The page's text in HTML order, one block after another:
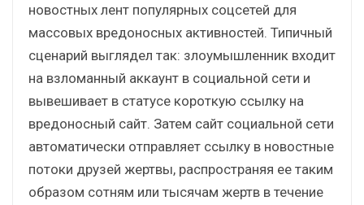
новостных лент популярных соцсетей для
массовых вредоносных активностей. Типичный
сценарий выглядел так: злоумышленник входит
на взломанный аккаунт в социальной сети и
вывешивает в статусе короткую ссылку на
вредоносный сайт. Затем сайт социальной сети
автоматически отправляет ссылку в новостные
потоки друзей жертвы, распространяя ее таким
образом сотням или тысячам жертв в течение